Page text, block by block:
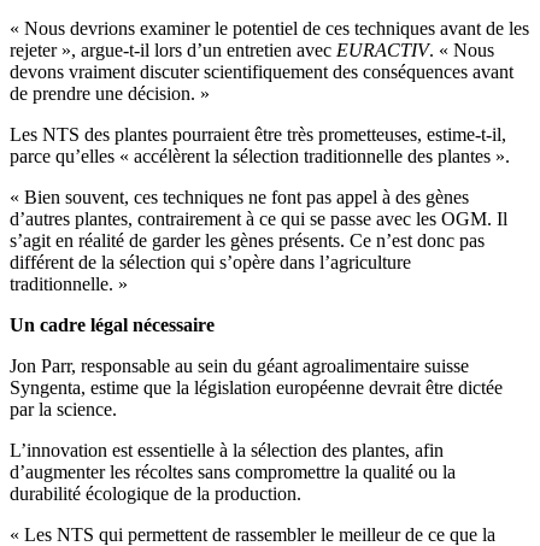
« Nous devrions examiner le potentiel de ces techniques avant de les
rejeter », argue-t-il lors d’un entretien avec EURACTIV. « Nous
devons vraiment discuter scientifiquement des conséquences avant
de prendre une décision. »
Les NTS des plantes pourraient être très prometteuses, estime-t-il,
parce qu’elles « accélèrent la sélection traditionnelle des plantes ».
« Bien souvent, ces techniques ne font pas appel à des gènes
d’autres plantes, contrairement à ce qui se passe avec les OGM. Il
s’agit en réalité de garder les gènes présents. Ce n’est donc pas
différent de la sélection qui s’opère dans l’agriculture
traditionnelle. »
Un cadre légal nécessaire
Jon Parr, responsable au sein du géant agroalimentaire suisse
Syngenta, estime que la législation européenne devrait être dictée
par la science.
L’innovation est essentielle à la sélection des plantes, afin
d’augmenter les récoltes sans compromettre la qualité ou la
durabilité écologique de la production.
« Les NTS qui permettent de rassembler le meilleur de ce que la